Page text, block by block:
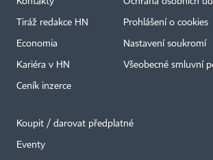
Tiráž redakce HN
Economia
Kariéra v HN
Ceník inzerce
Prohlášení o cookies
Nastavení soukromí
Všeobecné smluvní
Koupit / darovat předplatné
Eventy